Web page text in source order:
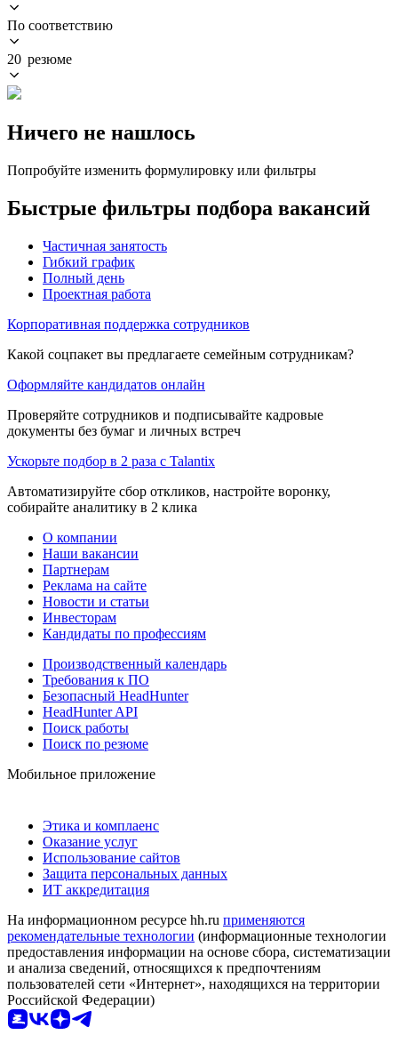
По соответствию
20 резюме
Ничего не нашлось
Попробуйте изменить формулировку или фильтры
Быстрые фильтры подбора вакансий
Частичная занятость
Гибкий график
Полный день
Проектная работа
Корпоративная поддержка сотрудников
Какой соцпакет вы предлагаете семейным сотрудникам?
Оформляйте кандидатов онлайн
Проверяйте сотрудников и подписывайте кадровые
документы без бумаг и личных встреч
Ускорьте подбор в 2 раза с Talantix
Автоматизируйте сбор откликов, настройте воронку,
собирайте аналитику в 2 клика
О компании
Наши вакансии
Партнерам
Реклама на сайте
Новости и статьи
Инвесторам
Кандидаты по профессиям
Производственный календарь
Требования к ПО
Безопасный HeadHunter
HeadHunter API
Поиск работы
Поиск по резюме
Мобильное приложение
Этика и комплаенс
Оказание услуг
Использование сайтов
Защита персональных данных
ИТ аккредитация
На информационном ресурсе hh.ru применяются
рекомендательные технологии (информационные технологии
предоставления информации на основе сбора, систематизации
и анализа сведений, относящихся к предпочтениям
пользователей сети «Интернет», находящихся на территории
Российской Федерации)